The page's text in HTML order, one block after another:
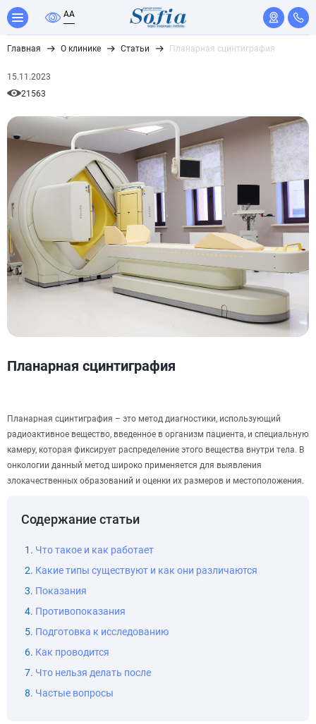
AA
Главная О клинике Статьи Планарная сцинтиграфия
15.11.2023
21563
Планарная сцинтиграфия
Планарная сцинтиграфия – это метод диагностики, использующий
радиоактивное вещество, введенное в организм пациента, и специальную
камеру, которая фиксирует распределение этого вещества внутри тела. В
онкологии данный метод широко применяется для выявления
злокачественных образований и оценки их размеров и местоположения.
Содержание статьи
Что такое и как работает
Какие типы существуют и как они различаются
Показания
Противопоказания
Подготовка к исследованию
Как проводится
Что нельзя делать после
Частые вопросы